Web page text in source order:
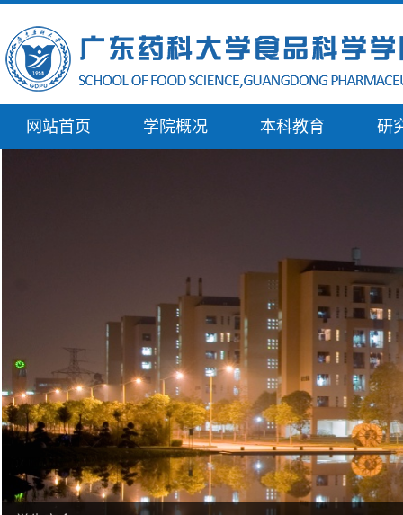
网站首页 学院概况 本科教育 研